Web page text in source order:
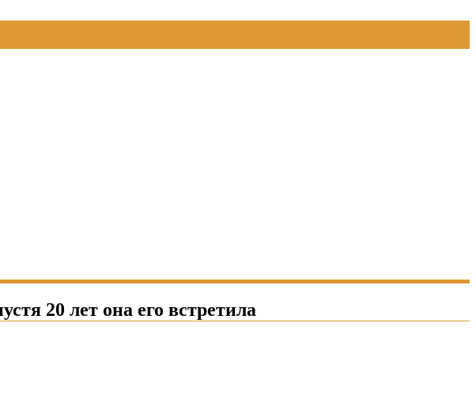
20 лет она его встретила